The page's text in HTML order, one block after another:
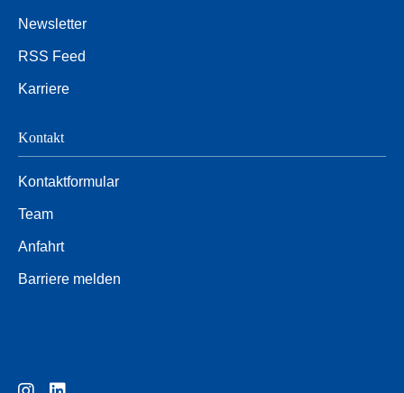
Newsletter
RSS Feed
Karriere
Kontakt
Kontaktformular
Team
Anfahrt
Barriere melden